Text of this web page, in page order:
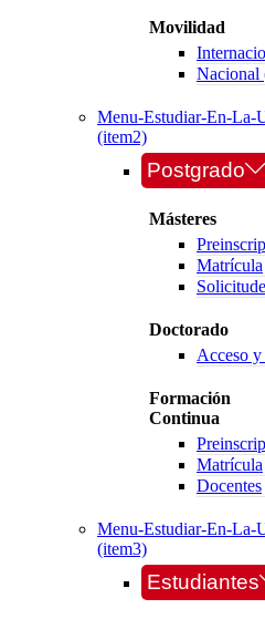
Movilidad
Nacional
Menu-Estudiar-En-La-
(item2)
Postgrado
Másteres
Matrícula
Doctorado
Acceso
Formación
Continua
Matrícula
Docentes
Menu-Estudiar-En-La-
(item3)
Estudiantes